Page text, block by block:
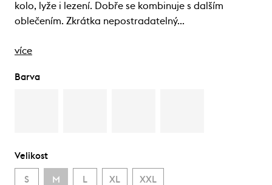
kolo, lyže i lezení. Dobře se kombinuje s dalším
oblečením. Zkrátka nepostradatelný…
více
Barva
Velikost
S M L XL XXL